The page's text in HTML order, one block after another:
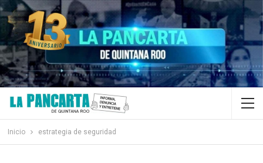
Inicio estrategia de seguridad